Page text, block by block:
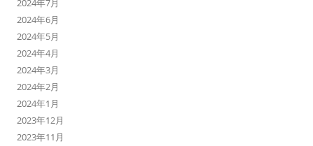
2024年7月
2024年6月
2024年5月
2024年4月
2024年3月
2024年2月
2024年1月
2023年12月
2023年11月